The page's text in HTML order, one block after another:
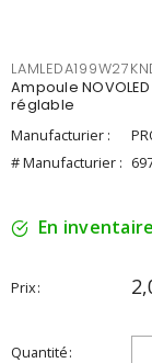
Ampoule
réglable
Manufacturier :
# Manufacturier :
En inventaire
Prix
Quantité